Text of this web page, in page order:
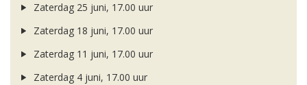
Zaterdag 25 juni, 17.00 uur
Zaterdag 18 juni, 17.00 uur
Zaterdag 11 juni, 17.00 uur
Zaterdag 4 juni, 17.00 uur